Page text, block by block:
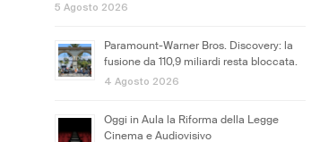
5 Agosto 2026
Paramount-Warner Bros. Discovery: la
fusione da 110,9 miliardi resta bloccata.
4 Agosto 2026
Oggi in Aula la Riforma della Legge
Cinema e Audiovisivo